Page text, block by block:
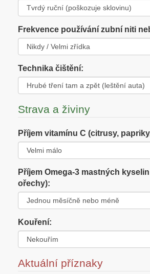
Frekvence používání zubní niti
Technika čištění:
Strava a živiny
Příjem vitamínu C (citrusy,
Příjem Omega-3 mastných
ořechy):
Kouření:
Aktuální příznaky